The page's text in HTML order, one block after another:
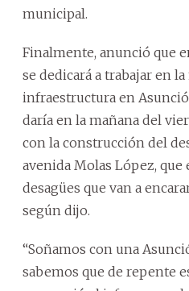
municipal.
Finalmente, anunció que
se dedicará a trabajar en
infraestructura en
daría en la mañana del
con la construcción del
avenida Molas López,
desagües que van a
según dijo.
“Soñamos con una
sabemos que de repente